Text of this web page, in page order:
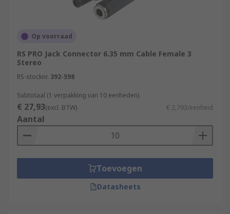
Op voorraad
RS PRO Jack Connector 6.35 mm Cable Female 3
Stereo
RS-stocknr. 392-598
Subtotaal (1 verpakking van 10 eenheden)
€ 27,93(excl. BTW) € 2,793/eenheid
Aantal
Toevoegen
Datasheets